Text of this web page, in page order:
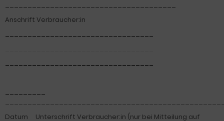
______________________________________
Anschrift Verbraucher:in
_________________________________
_________________________________
_________________________________
_________
Datum Unterschrift Verbraucher:in (nur bei Mitteilung auf